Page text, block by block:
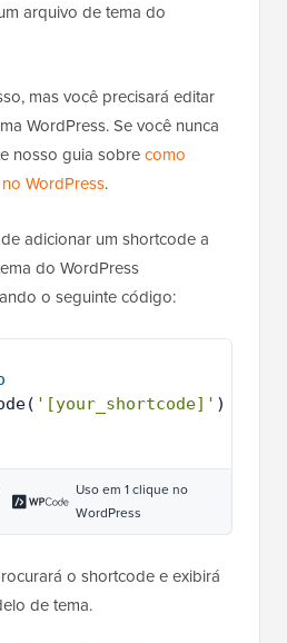
arquivo de tema do
mas você precisará editar
WordPress. Se você nunca
nosso guia sobrecomo
WordPress.
adicionar um shortcode a
do WordPress
o seguinte código:
'[your_shortcode]' )
Uso em 1 clique no
WordPress
o shortcode e exibirá
de tema.